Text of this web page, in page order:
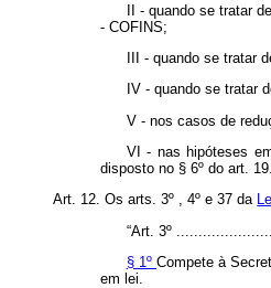
II - quando se tratar
- COFINS;
III - quando se tratar
IV - quando se tratar
V - nos casos de
VI - nas hipóteses
disposto no § 6º do art.
Art. 12. Os arts. 3º , 4º e 37 da
“Art. 3º
§ 1º Compete à
em lei.